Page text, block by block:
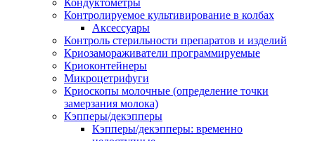
Кондуктометры
Контролируемое культивирование в колбах
Аксессуары
Контроль стерильности препаратов и изделий
Криозамораживатели программируемые
Криоконтейнеры
Микроцетрифуги
Криоскопы молочные (определение точки
замерзания молока)
Кэпперы/декэпперы
Кэпперы/декэпперы: временно